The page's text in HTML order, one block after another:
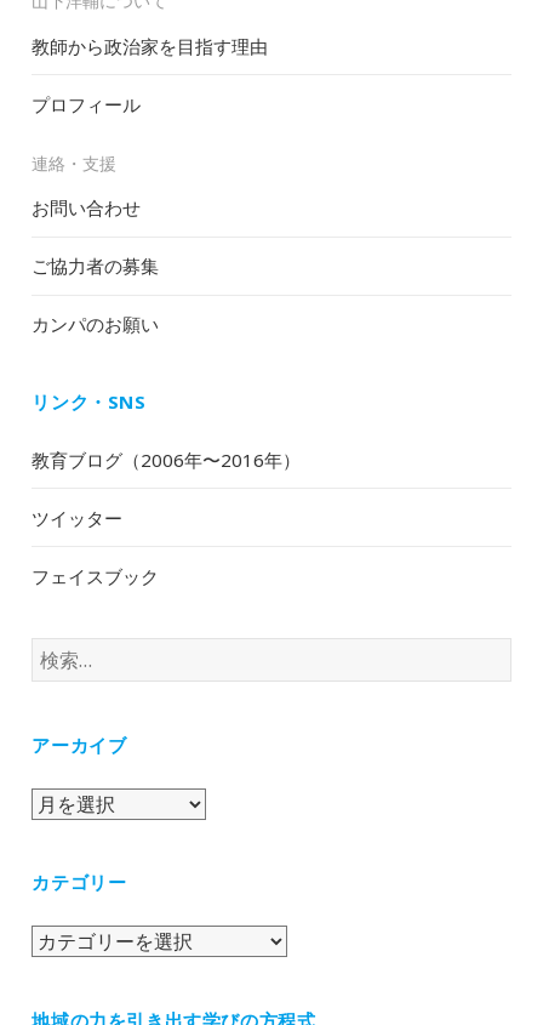
教師から政治家を目指す理由
プロフィール
連絡・支援
お問い合わせ
ご協力者の募集
カンパのお願い
リンク・SNS
教育ブログ（2006年〜2016年）
ツイッター
フェイスブック
検
索:
アーカイブ
ア
イ
カテゴリー
カ
地域の力を引き出す学びの方程式